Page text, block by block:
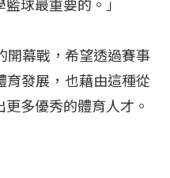
球最重要的。」
開幕戰，希望透過賽事
育發展，也藉由這種從
更多優秀的體育人才。